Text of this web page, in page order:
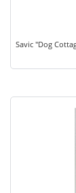
Savic "Dog